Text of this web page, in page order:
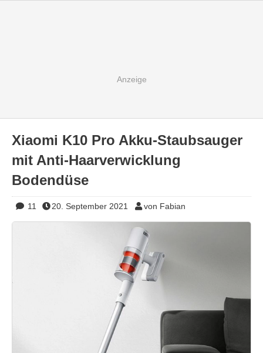
Xiaomi K10 Pro Akku-Staubsauger
mit Anti-Haarverwicklung
Bodendüse
11 20. September 2021 von Fabian